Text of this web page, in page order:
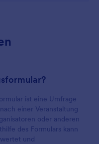
ist eine Umfrage
einer Veranstaltung
oder anderen
des Formulars kann
und